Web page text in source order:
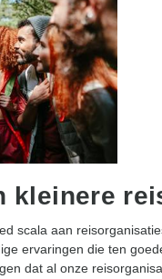
kleinere
scala aan
ervaringen die ten
dat al onze